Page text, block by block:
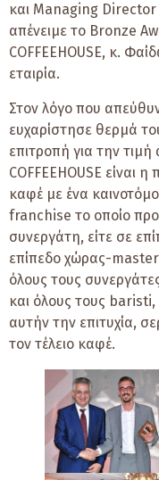
και Managing Director
απένειμε το Bronze
COFFEEHOUSE, κ.
εταιρία.
Στον λόγο που
ευχαρίστησε θερμά
επιτροπή για την
COFFEEHOUSE είναι
καφέ με ένα
franchise το οποίο
συνεργάτη, είτε σε
επίπεδο χώρας-
όλους τους
και όλους τους baristi,
αυτήν την επιτυχία,
τον τέλειο καφέ.